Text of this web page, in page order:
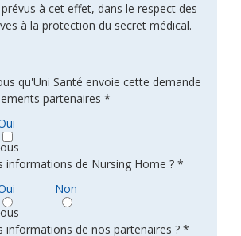
à cet effet, dans le respect des
à la protection du secret médical.
qu'Uni Santé envoie cette demande
partenaires *
informations de Nursing Home ? *
Non
informations de nos partenaires ? *